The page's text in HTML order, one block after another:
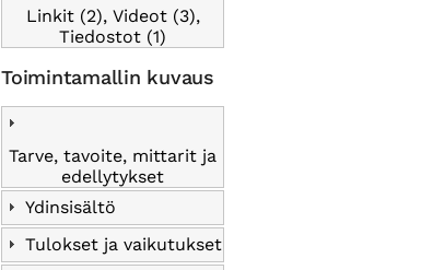
Linkit (2), Videot (3),
Tiedostot (1)
Toimintamallin kuvaus
Tarve, tavoite, mittarit ja
edellytykset
Ydinsisältö
Tulokset ja vaikutukset